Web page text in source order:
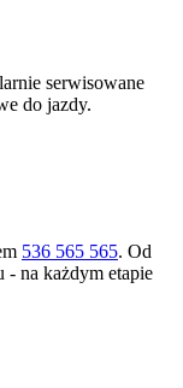
serwisowane
do jazdy.
536 565 565. Od
- na każdym etapie